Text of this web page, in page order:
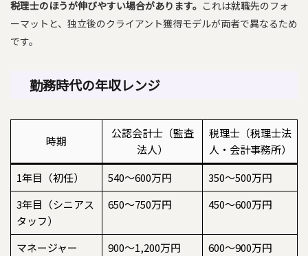
税理士のほうが伸びやすい場合があります。 これは就職先のフォ
ーマットと、独立後のクライアント獲得モデルが両者で異なるため
です。
勤務時代の年収レンジ
時期
公認会計士（監査
法人）
税理士（税理士法
人・会計事務所）
1年目（初任）
540〜600万円
350〜500万円
3年目（シニアス
タッフ）
650〜750万円 450〜600万円
マネージャー
900〜1,200万円
600〜900万円